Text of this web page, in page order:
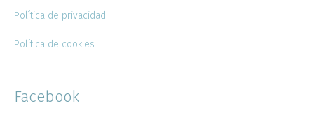
Política de privacidad
Política de cookies
Facebook